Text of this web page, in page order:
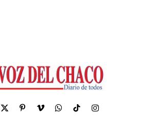
X
PinterestVimeoWhatsApp
TikTokInstagram